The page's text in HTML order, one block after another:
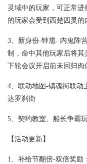
灵域中的玩家，可正常
的玩家会受到西楚四灵的
3、新身份-钟馗- 内鬼阵
制，命中其他玩家后将
下轮会议开启前未回归肉
4、联动地图-镇魂街联动
达罗刹街
5、契约教室、船长争霸
【活动更新】
1、补给节翻倍-双倍奖励